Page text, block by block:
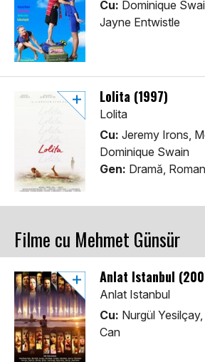
Cu: Dominique
Jayne Entwistle
Lolita (1997)
Lolita
Cu: Jeremy Irons,
Dominique Swain
Gen: Dramă,
Filme cu Mehmet Günsür
Anlat Istanbul
Anlat Istanbul
Cu: Nurgül
Can